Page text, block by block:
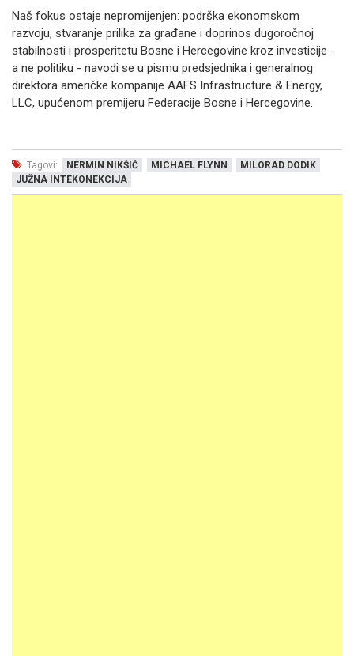
Naš fokus ostaje nepromijenjen: podrška ekonomskom
razvoju, stvaranje prilika za građane i doprinos dugoročnoj
stabilnosti i prosperitetu Bosne i Hercegovine kroz investicije -
a ne politiku - navodi se u pismu predsjednika i generalnog
direktora američke kompanije AAFS Infrastructure & Energy,
LLC, upućenom premijeru Federacije Bosne i Hercegovine.
Tagovi: NERMIN NIKŠIĆ MICHAEL FLYNN
MILORAD DODIK
JUŽNA INTEKONEKCIJA